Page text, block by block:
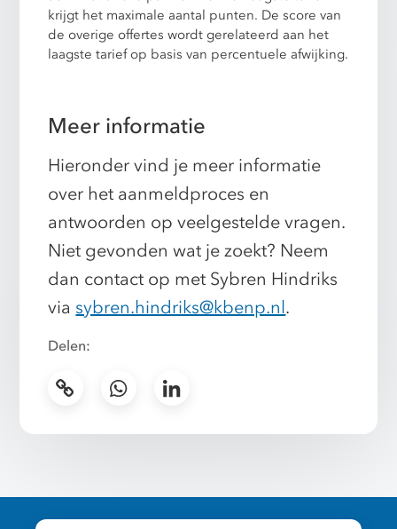
krijgt het maximale aantal punten. De score van
de overige offertes wordt gerelateerd aan het
laagste tarief op basis van percentuele afwijking.
Meer informatie
Hieronder vind je meer informatie
over het aanmeldproces en
antwoorden op veelgestelde vragen.
Niet gevonden wat je zoekt? Neem
dan contact op met Sybren Hindriks
via sybren.hindriks@kbenp.nl.
Delen: